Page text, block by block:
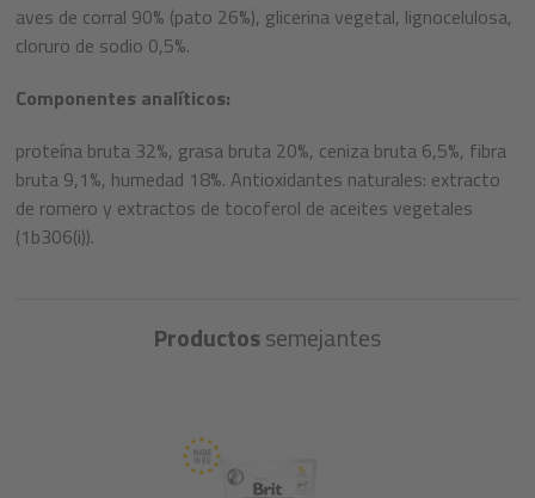
aves de corral 90% (pato 26%), glicerina vegetal, lignocelulosa,
cloruro de sodio 0,5%.
Componentes analíticos:
proteína bruta 32%, grasa bruta 20%, ceniza bruta 6,5%, fibra
bruta 9,1%, humedad 18%. Antioxidantes naturales: extracto
de romero y extractos de tocoferol de aceites vegetales
(1b306(i)).
Productossemejantes